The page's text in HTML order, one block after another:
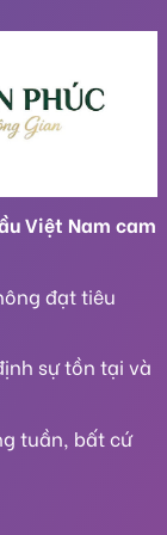
Việt Nam cam
đạt tiêu
sự tồn tại và
tuần, bất cứ